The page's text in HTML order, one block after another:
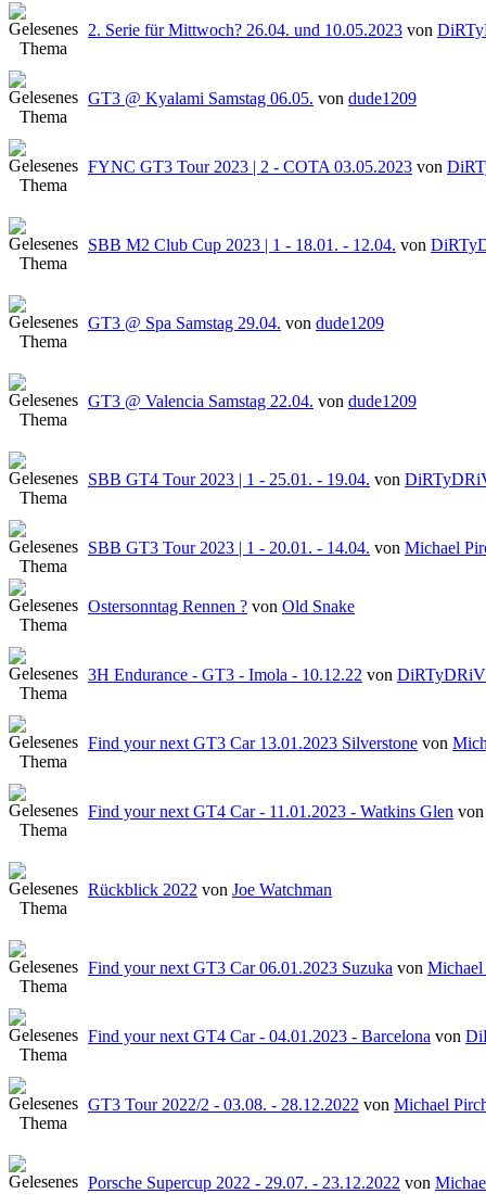
2. Serie für Mittwoch? 26.04. und 10.05.2023 von
GT3 @ Kyalami Samstag 06.05. von dude1209
FYNC GT3 Tour 2023 | 2 - COTA 03.05.2023 von
SBB M2 Club Cup 2023 | 1 - 18.01. - 12.04. von
GT3 @ Spa Samstag 29.04. von dude1209
GT3 @ Valencia Samstag 22.04. von dude1209
SBB GT4 Tour 2023 | 1 - 25.01. - 19.04. von
SBB GT3 Tour 2023 | 1 - 20.01. - 14.04. von Michael
Ostersonntag Rennen ? von Old Snake
3H Endurance - GT3 - Imola - 10.12.22 von
Find your next GT3 Car 13.01.2023 Silverstone von
Find your next GT4 Car - 11.01.2023 - Watkins Glen
Rückblick 2022 von Joe Watchman
Find your next GT3 Car 06.01.2023 Suzuka von Michael
Find your next GT4 Car - 04.01.2023 - Barcelona von
GT3 Tour 2022/2 - 03.08. - 28.12.2022 von Michael
Porsche Supercup 2022 - 29.07. - 23.12.2022 von